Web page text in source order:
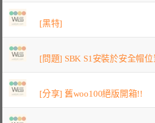
[黑特]
[問題] SBK S1安裝於安全帽位
[分享] 舊woo100絕版開箱!!